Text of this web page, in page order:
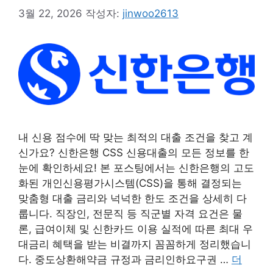
3월 22, 2026 작성자: jinwoo2613
내 신용 점수에 딱 맞는 최적의 대출 조건을 찾고 계
신가요? 신한은행 CSS 신용대출의 모든 정보를 한
눈에 확인하세요! 본 포스팅에서는 신한은행의 고도
화된 개인신용평가시스템(CSS)을 통해 결정되는
맞춤형 대출 금리와 넉넉한 한도 조건을 상세히 다
룹니다. 직장인, 전문직 등 직군별 자격 요건은 물
론, 급여이체 및 신한카드 이용 실적에 따른 최대 우
대금리 혜택을 받는 비결까지 꼼꼼하게 정리했습니
다. 중도상환해약금 규정과 금리인하요구권 … 더